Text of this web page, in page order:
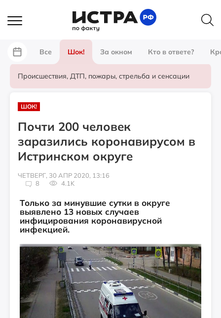
Все Шок! За окном Кто в ответе?
Происшествия, ДТП, пожары, стрельба и сенсации
ШОК!
Почти 200 человек
заразились коронавирусом в
Истринском округе
ЧЕТВЕРГ, 30 АПР 2020, 13:16
8
4.1K
Только за минувшие сутки в округе
выявлено 13 новых случаев
инфицирования коронавирусной
инфекцией.